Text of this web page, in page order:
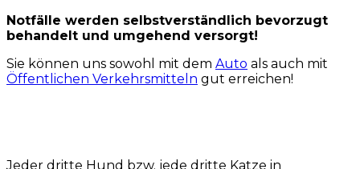
Notfälle werden selbstverständlich bevorzugt
behandelt und umgehend versorgt!
Sie können uns sowohl mit dem Auto als auch mit
Öffentlichen Verkehrsmitteln gut erreichen!
Jeder dritte Hund bzw. jede dritte Katze in